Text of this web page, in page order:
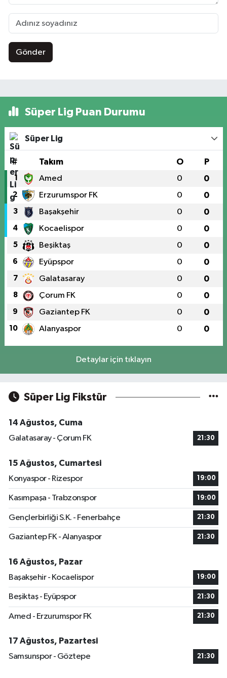
Gönder
Süper Lig Puan Durumu
Süper Lig
# Takım O P
1 Amed 0 0
2 Erzurumspor FK 0 0
3 Başakşehir 0 0
4 Kocaelispor 0 0
5 Beşiktaş 0 0
6 Eyüpspor 0 0
7 Galatasaray 0 0
8 Çorum FK 0 0
9 Gaziantep FK 0 0
10 Alanyaspor 0 0
Detaylar için tıklayın
Süper Lig Fikstür
14 Ağustos, Cuma
Galatasaray - Çorum FK
21:30
15 Ağustos, Cumartesi
Konyaspor - Rizespor
19:00
Kasımpaşa - Trabzonspor 19:00
Gençlerbirliği S.K. - Fenerbahçe 21:30
Gaziantep FK - Alanyaspor 21:30
16 Ağustos, Pazar
Başakşehir - Kocaelispor
19:00
Beşiktaş - Eyüpspor 21:30
Amed - Erzurumspor FK 21:30
17 Ağustos, Pazartesi
Samsunspor - Göztepe
21:30